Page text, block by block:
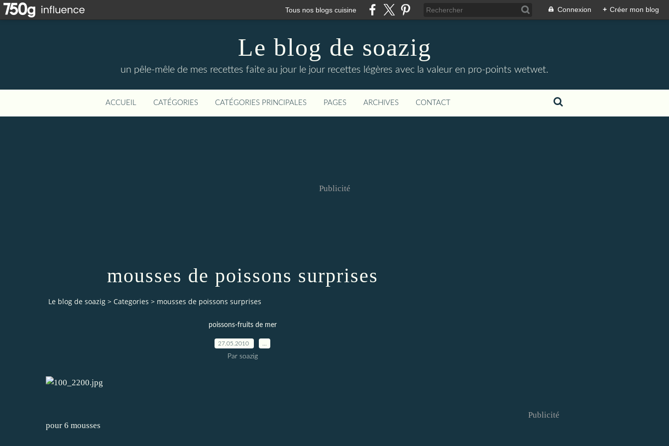
Tous nos blogs cuisine Connexion + Créer mon blog
Le blog de soazig
un pêle-mêle de mes recettes faite au jour le jour recettes légères avec la valeur en pro-points wetwet.
ACCUEIL CATÉGORIES CATÉGORIES PRINCIPALES PAGES ARCHIVES CONTACT
Publicité
mousses de poissons surprises
Le blog de soazig > Categories > mousses de poissons surprises
poissons-fruits de mer
27.05.2010
Par soazig
pour 6 mousses
Publicité